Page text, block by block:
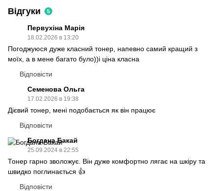
Відгуки 5
Первухіна Марія
18.02.2026 в 13:20
Погоджуюся дуже класний тонер, напевно самий кращий з
моїх, а в мене багато було))і ціна класна
Відповісти
Семенова Ольга
17.02.2026 в 19:38
Дієвий тонер, мені подобається як він працює
Відповісти
Богдана Бакай
25.09.2024 в 22:55
Тонер гарно зволожує. Він дуже комфортно лягає на шкіру та
швидко поглинається 👍
Відповісти